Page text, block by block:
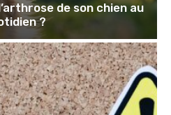
de son chien au
?